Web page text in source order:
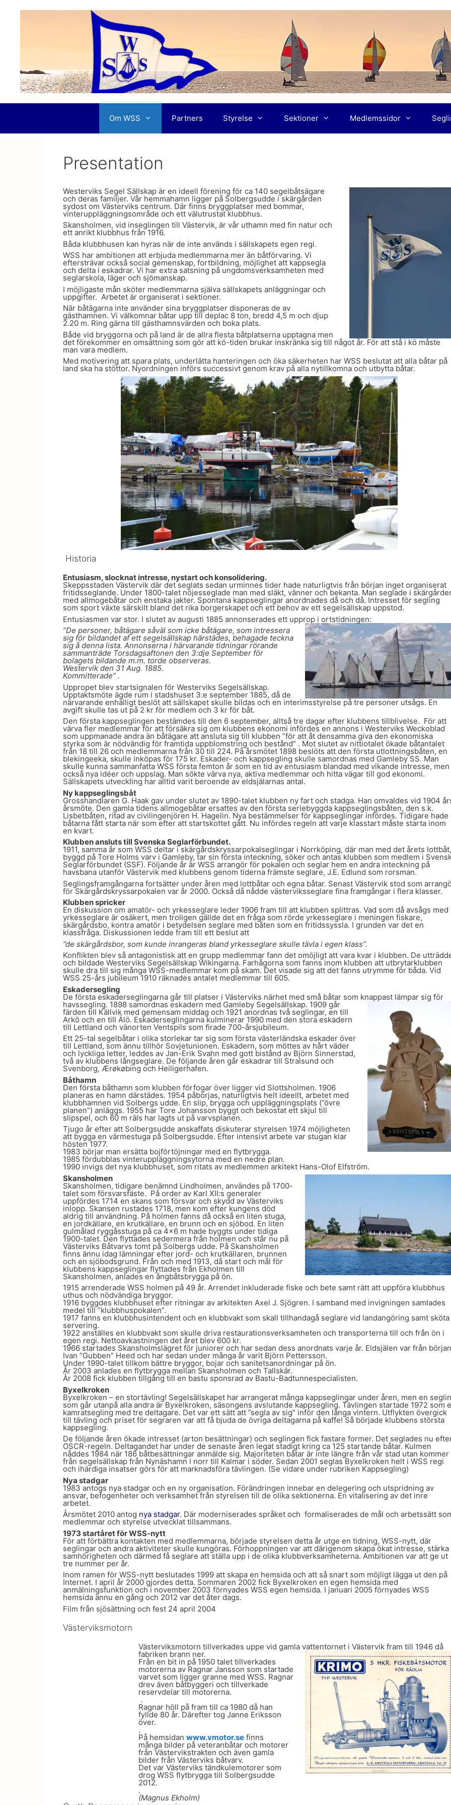
Om WSS Partners Styrelse Sektioner Medlemssidor
Presentation
Westerviks Segel Sällskap är en ideell förening för ca 140 segelbåtsägare
och deras familjer. Vår hemmahamn ligger på Solbergsudde i skärgården
sydost om Västerviks centrum. Där finns bryggplatser med bommar,
vinteruppläggningsområde och ett välutrustat klubbhus.
Skansholmen, vid inseglingen till Västervik, är vår uthamn med fin natur och
ett anrikt klubbhus från 1916.
Båda klubbhusen kan hyras när de inte används i sällskapets egen regi.
WSS har ambitionen att erbjuda medlemmarna mer än båtförvaring. Vi
eftersträvar också social gemenskap, fortbildning, möjlighet att kappsegla
och delta i eskadrar. Vi har extra satsning på ungdomsverksamheten med
seglarskola, läger och sjömanskap.
I möjligaste mån sköter medlemmarna själva sällskapets anläggningar och
uppgifter. Arbetet är organiserat i sektioner.
När båtägarna inte använder sina bryggplatser disponeras de av
gästhamnen. Vi välkomnar båtar upp till deplac 8 ton, bredd 4,5 m och djup
2.20 m. Ring gärna till gästhamnsvärden och boka plats.
Både vid bryggorna och på land är de allra flesta båtplatserna upptagna men
det förekommer en omsättning som gör att kö-tiden brukar inskränka sig till något år. För att stå i kö måste
man vara medlem.
Med motivering att spara plats, underlätta hanteringen och öka säkerheten har WSS beslutat att alla båtar på
land ska ha stöttor. Nyordningen införs successivt genom krav på alla nytillkomna och utbytta båtar.
Historia
Entusiasm, slocknat intresse, nystart och konsolidering.
Skeppsstaden Västervik där det seglats sedan urminnes tider hade naturligtvis från början inget organiserat
fritidsseglande. Under 1800-talet nöjesseglade man med släkt, vänner och bekanta. Man seglade i
med allmogebåtar och enstaka jakter. Spontana kappseglingar anordnades då och då. Intresset för segling
som sport växte särskilt bland det rika borgerskapet och ett behov av ett segelsällskap uppstod.
Entusiasmen var stor. I slutet av augusti 1885 annonserades ett upprop i ortstidningen:
”De personer, båtägare såväl som icke båtägare, som intressera
sig för bildandet af ett segelsällskap härstädes, behagade teckna
sig å denna lista. Annonserna i härvarande tidningar rörande
sammanträde Torsdagsaftonen den 3:dje September för
bolagets bildande m.m. torde observeras.
Westervik den 31 Aug. 1885.
Kommitterade” .
Uppropet blev startsignalen för Westerviks Segelsällskap.
Upptaktsmöte ägde rum i stadshuset 3:e september 1885, då de
närvarande enhälligt beslöt att sällskapet skulle bildas och en interimsstyrelse på tre personer utsågs. En
avgift skulle tas ut på 2 kr för medlem och 3 kr för båt.
Den första kappseglingen bestämdes till den 6 september, alltså tre dagar efter klubbens tillblivelse. För att
värva fler medlemmar för att försäkra sig om klubbens ekonomi infördes en annons i Westerviks Weckoblad
som uppmanade andra än båtägare att ansluta sig till klubben ”för att åt densamma giva den ekonomiska
styrka som är nödvändig för framtida uppblomstring och bestånd” . Mot slutet av nittiotalet ökade båtantalet
från 18 till 26 och medlemmarna från 30 till 224. På årsmötet 1898 beslöts att den första utlottningsbåten, en
blekingeeka, skulle inköpas för 175 kr. Eskader- och kappsegling skulle samordnas med Gamleby SS. Man
skulle kunna sammanfatta WSS första femton år som en tid av entusiasm blandad med vikande intresse, men
också nya idéer och uppslag. Man sökte värva nya, aktiva medlemmar och hitta vägar till god ekonomi.
Sällskapets utveckling har alltid varit beroende av eldsjälarnas antal.
Ny kappseglingsbåt
Grosshandlaren G. Haak gav under slutet av 1890-talet klubben ny fart och stadga. Han omvaldes vid 1904
årsmöte. Den gamla tidens allmogebåtar ersattes av den första seriebyggda kappseglingsbåten, den s.k.
Lisbetbåten, ritad av civilingenjören H. Hagelin. Nya bestämmelser för kappseglingar infördes. Tidigare hade
båtarna fått starta när som efter att startskottet gått. Nu infördes regeln att varje klasstart måste starta inom
en kvart.
Klubben ansluts till Svenska Seglarförbundet.
1911, samma år som WSS deltar i skärgårdskryssarpokalseglingar i Norrköping, där man med det årets lottbåt,
byggd på Tore Holms varv i Gamleby, tar sin första inteckning, söker och antas klubben som medlem i
Seglarförbundet (SSF). Följande år är WSS arrangör för pokalen och seglar hem en andra inteckning på
havsbana utanför Västervik med klubbens genom tiderna främste seglare, J.E. Edlund som rorsman.
Seglingsframgångarna fortsätter under åren med lottbåtar och egna båtar. Senast Västervik stod som
för Skärgårdskryssarpokalen var år 2000. Också då nådde västerviksseglare fina framgångar i flera klasser.
Klubben spricker
En diskussion om amatör- och yrkesseglare leder 1906 fram till att klubben splittras. Vad som då avsågs med
yrkesseglare är osäkert, men troligen gällde det en fråga som rörde yrkesseglare i meningen fiskare,
skärgårdsbo, kontra amatör i betydelsen seglare med båten som en fritidssyssla. I grunden var det en
klassfråga. Diskussionen ledde fram till ett beslut att
”de skärgårdsbor, som kunde inrangeras bland yrkesseglare skulle tävla i egen klass”.
Konflikten blev så antagonistisk att en grupp medlemmar fann det omöjligt att vara kvar i klubben. De
och bildade Westerviks Segelsällskap Wikingarna. Farhågorna som fanns inom klubben att utbrytarklubben
skulle dra till sig många WSS-medlemmar kom på skam. Det visade sig att det fanns utrymme för båda. Vid
WSS 25-års jubileum 1910 räknades antalet medlemmar till 605.
Eskadersegling
De första eskaderseglingarna går till platser i Västerviks närhet med små båtar som knappast lämpar sig för
havssegling. 1898 samordnas eskadern med Gamleby Segelsällskap. 1909 går
färden till Källvik med gemensam middag och 1921 anordnas två seglingar, en till
Arkö och en till Älö. Eskaderseglingarna kulminerar 1990 med den stora eskadern
till Lettland och vänorten Ventspils som firade 700-årsjubileum.
Ett 25-tal segelbåtar i olika storlekar tar sig som första västerländska eskader över
till Lettland, som ännu tillhör Sovjetunionen. Eskadern, som möttes av hårt väder
och lyckliga letter, leddes av Jan-Erik Svahn med gott bistånd av Björn Sinnerstad,
två av klubbens långseglare. De följande åren går eskadrar till Stralsund och
Svenborg, Ærøkøbing och Heiligerhafen.
Båthamn
Den första båthamn som klubben förfogar över ligger vid Slottsholmen. 1906
planeras en hamn därstädes. 1954 påbörjas, naturligtvis helt ideellt, arbetet med
klubbhamnen vid Solbergs udde. En slip, brygga och uppläggningsplats (”övre
planen”) anläggs. 1955 har Tore Johansson byggt och bekostat ett skjul till
slipspel, och 60 m räls har lagts ut på varvsplanen.
Tjugo år efter att Solbergsudde anskaffats diskuterar styrelsen 1974 möjligheten
att bygga en värmestuga på Solbergsudde. Efter intensivt arbete var stugan klar
hösten 1977.
1983 börjar man ersätta bojförtöjningar med en flytbrygga.
1985 fördubblas vinteruppläggningsytorna med en nedre plan.
1990 invigs det nya klubbhuset, som ritats av medlemmen arkitekt Hans-Olof Elfström.
Skansholmen
Skansholmen, tidigare benämnd Lindholmen, användes på 1700-
talet som försvarsfäste. På order av Karl XII:s generaler
uppfördes 1714 en skans som försvar och skydd av Västerviks
inlopp. Skansen rustades 1718, men kom efter kungens död
aldrig till användning. På holmen fanns då också en liten stuga,
en jordkällare, en krutkällare, en brunn och en sjöbod. En liten
gulmålad ryggåsstuga på ca 4×6 m hade byggts under tidiga
1900-talet. Den flyttades sedermera från holmen och står nu på
Västerviks Båtvarvs tomt på Solbergs udde. På Skansholmen
finns ännu idag lämningar efter jord- och krutkällaren, brunnen
och en sjöbodsgrund. Från och med 1913, då start och mål för
klubbens kappseglingar flyttades från Ekholmen till
Skansholmen, anlades en ångbåtsbrygga på ön.
1915 arrenderade WSS holmen på 49 år. Arrendet inkluderade fiske och bete samt rätt att uppföra klubbhus
uthus och nödvändiga bryggor.
1916 byggdes klubbhuset efter ritningar av arkitekten Axel J. Sjögren. I samband med invigningen samlades
medel till ”klubbhuspokalen”.
1917 fanns en klubbhusintendent och en klubbvakt som skall tillhandagå seglare vid landangöring samt sköta
servering.
1922 anställes en klubbvakt som skulle driva restaurationsverksamheten och transporterna till och från ön i
egen regi. Nettoavkastningen det året blev 600 kr.
1966 startades Skansholmslägret för juniorer och har sedan dess anordnats varje år. Eldsjälen var från början
Ivan ”Gubben” Heed och har sedan under många år varit Björn Pettersson.
Under 1990-talet tillkom bättre bryggor, bojar och sanitetsanordningar på ön.
År 2003 anlades en flytbrygga mellan Skansholmen och Tallskär.
År 2008 fick klubben tillgång till en bastu sponsrad av Bastu-Badtunnespecialisten.
Byxelkroken
Byxelkroken – en stortävling! Segelsällskapet har arrangerat många kappseglingar under åren, men en
som går utanpå alla andra är Byxelkroken, säsongens avslutande kappsegling. Tävlingen startade 1972 som
kamratsegling med tre deltagare. Det var ett sätt att ”segla av sig” inför den långa vintern. Utflykten övergick
till tävling och priset för segraren var att få bjuda de övriga deltagarna på kaffe! Så började klubbens största
kappsegling.
De följande åren ökade intresset (arton besättningar) och seglingen fick fastare former. Det seglades nu
OSCR-regeln. Deltagandet har under de senaste åren legat stadigt kring ca 125 startande båtar. Kulmen
nåddes 1984 när 186 båtbesättningar anmälde sig. Majoriteten båtar är inte längre från vår stad utan kommer
från segelsällskap från Nynäshamn i norr till Kalmar i söder. Sedan 2001 seglas Byxelkroken helt i WSS regi
och ihärdiga insatser görs för att marknadsföra tävlingen. (Se vidare under rubriken Kappsegling)
Nya stadgar
1983 antogs nya stadgar och en ny organisation. Förändringen innebar en delegering och utspridning av
ansvar, befogenheter och verksamhet från styrelsen till de olika sektionerna. En vitalisering av det inre
arbetet.
Årsmötet 2010 antog nya stadgar. Där moderniserades språket och formaliserades de mål och arbetssätt
medlemmar och styrelse utvecklat tillsammans.
1973 startåret för WSS-nytt
För att förbättra kontakten med medlemmarna, började styrelsen detta år utge en tidning, WSS-nytt, där
seglingar och andra aktiviteter skulle kungöras. Förhoppningen var att därigenom skapa ökat intresse, stärka
samhörigheten och därmed få seglare att ställa upp i de olika klubbverksamheterna. Ambitionen var att ge ut
tre nummer per år.
Inom ramen för WSS-nytt beslutades 1999 att skapa en hemsida och att så snart som möjligt lägga ut den på
Internet. I april år 2000 gjordes detta. Sommaren 2002 fick Byxelkroken en egen hemsida med
anmälningsfunktion och i november 2003 förnyades WSS egen hemsida. I januari 2005 förnyades WSS
hemsida ännu en gång och 2012 var det åter dags.
Film från sjösättning och fest 24 april 2004
Västerviksmotorn
Västerviksmotorn tillverkades uppe vid gamla vattentornet i Västervik fram till 1946 då
fabriken brann ner.
Från en bit in på 1950 talet tillverkades
motorerna av Ragnar Jansson som startade
varvet som ligger granne med WSS. Ragnar
drev även båtbyggeri och tillverkade
reservdelar till motorerna.
.
Ragnar höll på fram till ca 1980 då han
fyllde 80 år. Därefter tog Janne Eriksson
över.
.
På hemsidan www.vmotor.sefinns
många bilder på veteranbåtar och motorer
från Västervikstrakten och även gamla
bilder från Västerviks båtvarv.
Det var Västerviks tändkulemotorer som
drog WSS flytbrygga till Solbergsudde
2012.
.
(Magnus Ekholm)